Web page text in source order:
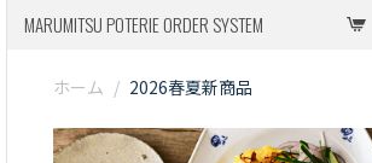
MARUMITSU POTERIE ORDER SYSTEM
ホーム / 2026春夏新商品